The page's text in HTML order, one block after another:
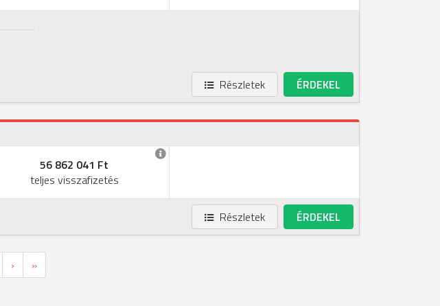
Részletek ÉRDEKEL
56 862 041 Ft
teljes visszafizetés
Részletek ÉRDEKEL
› Next»Last